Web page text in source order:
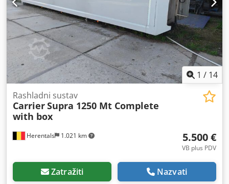
1 / 14
Herentals 1.021 km
Rashladni sustav
CarrierSupra 1250 Mt Complete
with box
5.500 €
VB plus PDV
Zatražiti Nazvati